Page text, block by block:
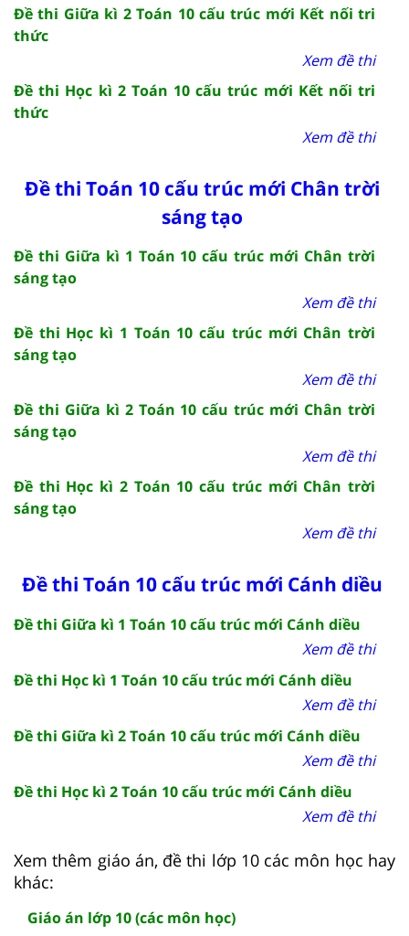
Đề thi Giữa kì 2 Toán 10 cấu trúc mới Kết nối tri
thức
Xem đề thi
Đề thi Học kì 2 Toán 10 cấu trúc mới Kết nối tri
thức
Xem đề thi
Đề thi Toán 10 cấu trúc mới Chân trời
sáng tạo
Đề thi Giữa kì 1 Toán 10 cấu trúc mới Chân trời
sáng tạo
Xem đề thi
Đề thi Học kì 1 Toán 10 cấu trúc mới Chân trời
sáng tạo
Xem đề thi
Đề thi Giữa kì 2 Toán 10 cấu trúc mới Chân trời
sáng tạo
Xem đề thi
Đề thi Học kì 2 Toán 10 cấu trúc mới Chân trời
sáng tạo
Xem đề thi
Đề thi Toán 10 cấu trúc mới Cánh diều
Đề thi Giữa kì 1 Toán 10 cấu trúc mới Cánh diều
Xem đề thi
Đề thi Học kì 1 Toán 10 cấu trúc mới Cánh diều
Xem đề thi
Đề thi Giữa kì 2 Toán 10 cấu trúc mới Cánh diều
Xem đề thi
Đề thi Học kì 2 Toán 10 cấu trúc mới Cánh diều
Xem đề thi
Xem thêm giáo án, đề thi lớp 10 các môn học hay
khác:
Giáo án lớp 10 (các môn học)